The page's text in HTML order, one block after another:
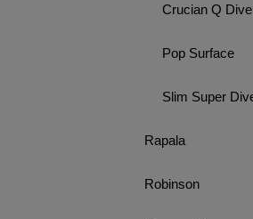
Crucian Q
Pop Surface
Slim Super
Rapala
Robinson